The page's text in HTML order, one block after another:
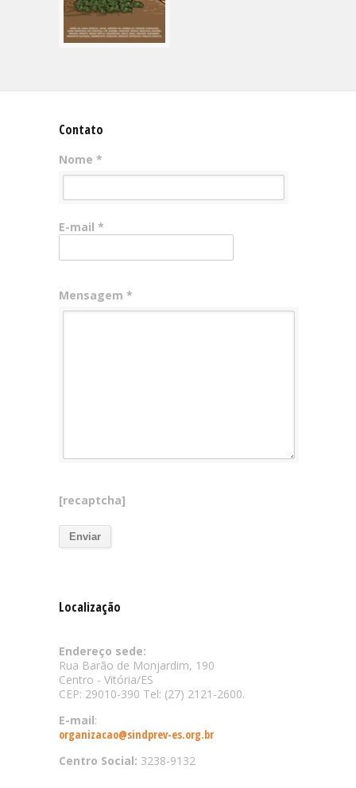
Contato
Nome *
E-mail *
Mensagem *
[recaptcha]
Localização
Endereço sede:
Rua Barão de Monjardim, 190
Centro - Vitória/ES
CEP: 29010-390 Tel: (27) 2121-2600.
E-mail:
organizacao@sindprev-es.org.br
Centro Social: 3238-9132